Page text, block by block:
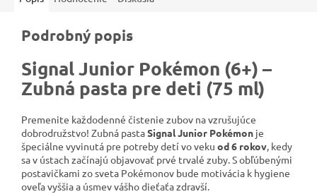
Podrobný popis
Signal Junior Pokémon (6+) –
Zubná pasta pre deti (75 ml)
Premenite každodenné čistenie zubov na vzrušujúce
dobrodružstvo! Zubná pastaSignal Junior Pokémon je
špeciálne vyvinutá pre potreby detí vo veku od 6 rokov, kedy
sa v ústach začínajú objavovať prvé trvalé zuby. S obľúbenými
postavičkami zo sveta Pokémonov bude motivácia k hygiene
oveľa vyššia a úsmev vášho dieťaťa zdravší.